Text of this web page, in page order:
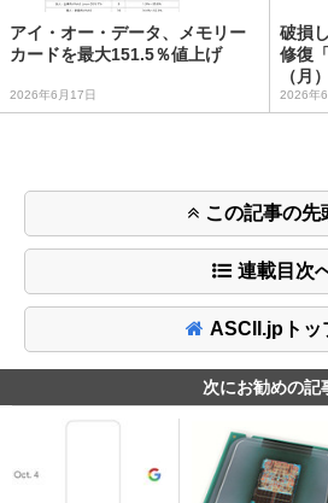
アイ・オー・データ、メモリー
カードを最大151.5％値上げ
2026年6月17日
破損
修復
（月
2026年6
この記事の先
連載目次
ASCII.jpトッ
次にお勧めの記